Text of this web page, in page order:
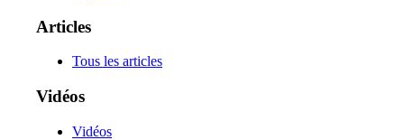
Articles
Tous les articles
Vidéos
Vidéos